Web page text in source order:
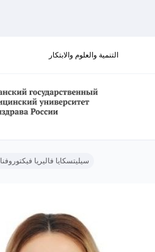
التنمية والعلوم والابتكار
سيليتسكايا فاليريا فيكتوروفنا